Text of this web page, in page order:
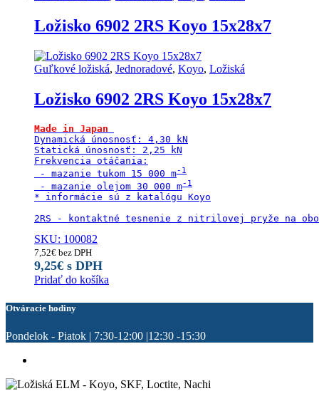
Ložisko 6902 2RS Koyo 15x28x7
Guľkové ložiská, Jednoradové, Koyo, Ložiská
Ložisko 6902 2RS Koyo 15x28x7
Made in Japan
Dynamická únosnosť: 4,30 kN
Statická únosnosť: 2,25 kN
Frekvencia otáčania:
- mazanie tukom 15 000 m
- mazanie olejom 30 000 m
* informácie sú z katalógu Koyo
2RS - kontaktné tesnenie z nitrilovej pryže na
SKU: 100082
7,52€ bez DPH
9,25€ s DPH
Pridať do košíka
Otváracie hodiny
Pondelok - Piatok | 7:30-12:00 |12:30 -15:30